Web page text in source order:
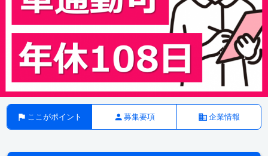
ここがポイント 募集要項 企業情報